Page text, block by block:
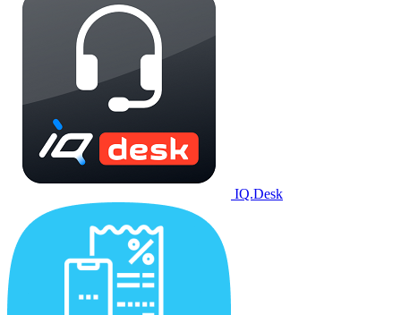
IQ.Desk